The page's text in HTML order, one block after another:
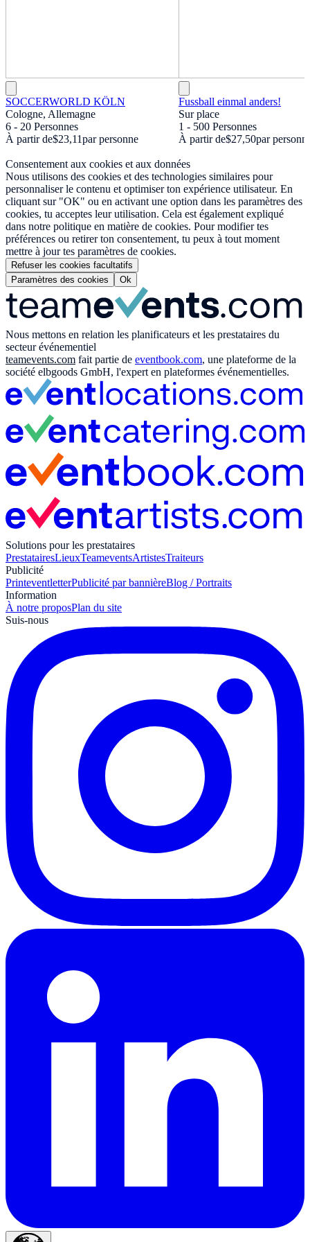
SOCCERWORLD KÖLN
Cologne, Allemagne
6 - 20 Personnes
À partir de$23,11par personne
Fussball einmal anders!
Sur place
1 - 500 Personnes
À partir de$27,50par
Consentement aux cookies et aux données
Nous utilisons des cookies et des technologies similaires pour
personnaliser le contenu et optimiser ton expérience utilisateur. En
cliquant sur "OK" ou en activant une option dans les paramètres des
cookies, tu acceptes leur utilisation. Cela est également expliqué
dans notre politique en matière de cookies. Pour modifier tes
préférences ou retirer ton consentement, tu peux à tout moment
mettre à jour tes paramètres de cookies.
Refuser les cookies facultatifs
Paramètres des cookies
Ok
Nous mettons en relation les planificateurs et les prestataires du
secteur événementiel
teamevents.com fait partie de eventbook.com, une plateforme de la
société elbgoods GmbH, l'expert en plateformes événementielles.
Solutions pour les prestataires
PrestatairesLieuxTeameventsArtistesTraiteurs
Publicité
PrinteventletterPublicité par bannièreBlog / Portraits
Information
À notre proposPlan du site
Suis-nous